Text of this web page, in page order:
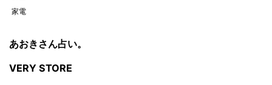
家電
あおきさん占い。
VERY STORE